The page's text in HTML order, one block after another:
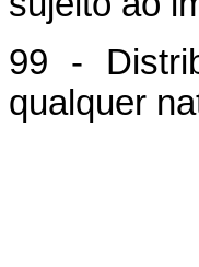
99 -
qualquer